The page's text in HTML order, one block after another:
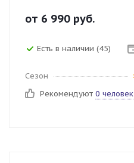
от 6 990 руб.
Есть в наличии (45)
Сезон
Рекомендуют 0 человек